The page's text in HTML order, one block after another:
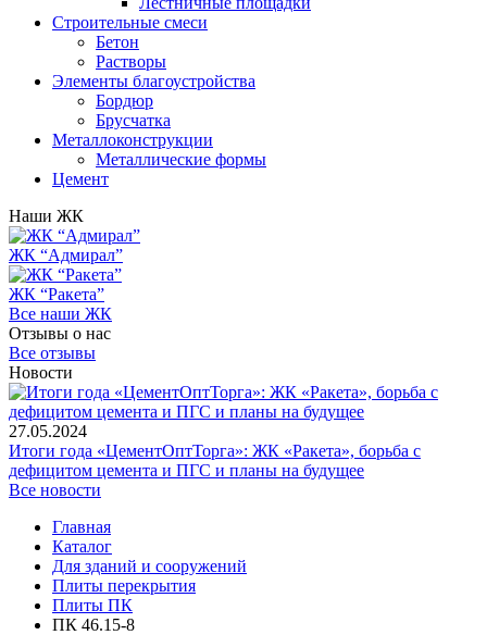
Строительные смеси
Бетон
Растворы
Элементы благоустройства
Бордюр
Брусчатка
Металлоконструкции
Металлические формы
Цемент
Наши ЖК
ЖК “Адмирал”
ЖК “Ракета”
Все наши ЖК
Отзывы о нас
Все отзывы
Новости
27.05.2024
Итоги года «ЦементОптТорга»: ЖК «Ракета», борьба с
дефицитом цемента и ПГС и планы на будущее
Все новости
Главная
Каталог
Для зданий и сооружений
Плиты перекрытия
Плиты ПК
ПК 46.15-8